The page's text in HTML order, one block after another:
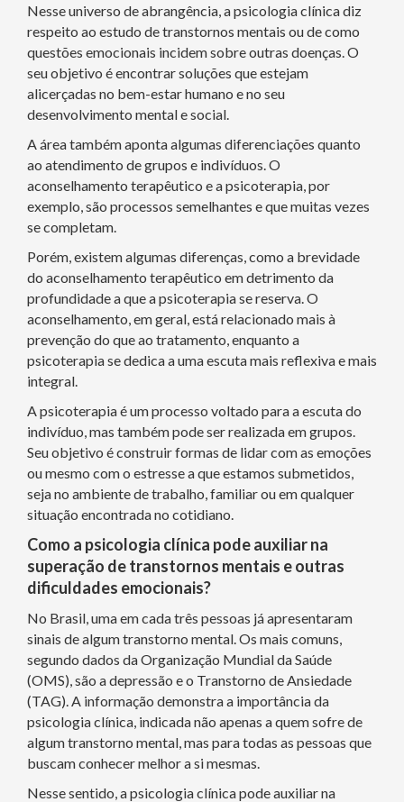
Nesse universo de abrangência, a psicologia clínica diz
respeito ao estudo de transtornos mentais ou de como
questões emocionais incidem sobre outras doenças. O
seu objetivo é encontrar soluções que estejam
alicerçadas no bem-estar humano e no seu
desenvolvimento mental e social.
A área também aponta algumas diferenciações quanto
ao atendimento de grupos e indivíduos. O
aconselhamento terapêutico e a psicoterapia, por
exemplo, são processos semelhantes e que muitas vezes
se completam.
Porém, existem algumas diferenças, como a brevidade
do aconselhamento terapêutico em detrimento da
profundidade a que a psicoterapia se reserva. O
aconselhamento, em geral, está relacionado mais à
prevenção do que ao tratamento, enquanto a
psicoterapia se dedica a uma escuta mais reflexiva e mais
integral.
A psicoterapia é um processo voltado para a escuta do
indivíduo, mas também pode ser realizada em grupos.
Seu objetivo é construir formas de lidar com as emoções
ou mesmo com o estresse a que estamos submetidos,
seja no ambiente de trabalho, familiar ou em qualquer
situação encontrada no cotidiano.
Como a psicologia clínica pode auxiliar na
superação de transtornos mentais e outras
dificuldades emocionais?
No Brasil, uma em cada três pessoas já apresentaram
sinais de algum transtorno mental. Os mais comuns,
segundo dados da Organização Mundial da Saúde
(OMS), são a depressão e o Transtorno de Ansiedade
(TAG). A informação demonstra a importância da
psicologia clínica, indicada não apenas a quem sofre de
algum transtorno mental, mas para todas as pessoas que
buscam conhecer melhor a si mesmas.
Nesse sentido, a psicologia clínica pode auxiliar na